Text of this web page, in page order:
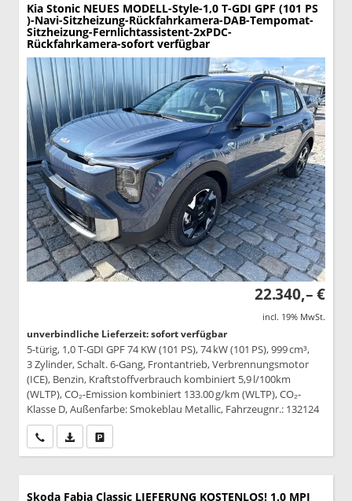
Kia Stonic NEUES MODELL-Style-1,0 T-GDI GPF (101 PS
)-Navi-Sitzheizung-Rückfahrkamera-DAB-Tempomat-
Sitzheizung-Fernlichtassistent-2xPDC-
Rückfahrkamera-sofort verfügbar
22.340,– €
incl. 19% MwSt.
unverbindliche Lieferzeit: sofort verfügbar
5-türig, 1,0 T-GDI GPF 74 KW (101 PS), 74 kW (101 PS), 999 cm³,
3 Zylinder, Schalt. 6-Gang, Frontantrieb, Verbrennungsmotor
(ICE), Benzin, Kraftstoffverbrauch kombiniert 5,9 l/100km
(WLTP), CO₂-Emission kombiniert 133.00 g/km (WLTP), CO₂-
Klasse D, Außenfarbe: Smokeblau Metallic, Fahrzeugnr.: 132124
Wir rufen Sie anPDF-Datei, Fahrzeugexposé drucken
Skoda Fabia Classic LIEFERUNG KOSTENLOS! 1.0 MPI